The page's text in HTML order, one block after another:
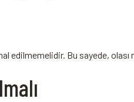
edilmemelidir. Bu sayede,